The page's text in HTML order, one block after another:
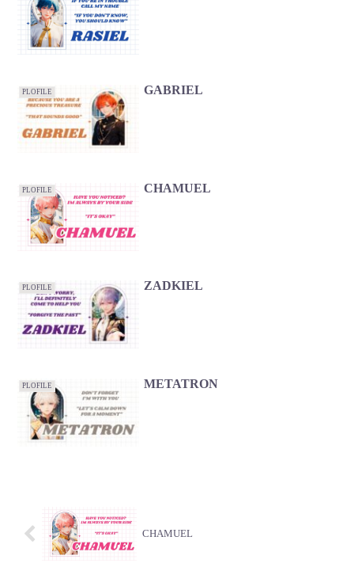
PLOFILE GABRIEL
PLOFILE CHAMUEL
PLOFILE ZADKIEL
PLOFILE METATRON
CHAMUEL